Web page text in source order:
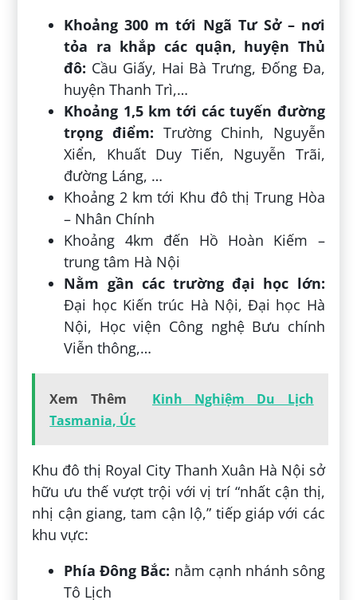
Khoảng 300 m tới Ngã Tư Sở – nơi
tỏa ra khắp các quận, huyện Thủ
đô: Cầu Giấy, Hai Bà Trưng, Đống Đa,
huyện Thanh Trì,…
Khoảng 1,5 km tới các tuyến đường
trọng điểm: Trường Chinh, Nguyễn
Xiển, Khuất Duy Tiến, Nguyễn Trãi,
đường Láng, …
Khoảng 2 km tới Khu đô thị Trung Hòa
– Nhân Chính
Khoảng 4km đến Hồ Hoàn Kiếm –
trung tâm Hà Nội
Nằm gần các trường đại học lớn:
Đại học Kiến trúc Hà Nội, Đại học Hà
Nội, Học viện Công nghệ Bưu chính
Viễn thông,…
Xem Thêm
Kinh Nghiệm Du Lịch
Tasmania, Úc
Khu đô thị Royal City Thanh Xuân Hà Nội sở
hữu ưu thế vượt trội với vị trí “nhất cận thị,
nhị cận giang, tam cận lộ,” tiếp giáp với các
khu vực:
Phía Đông Bắc: nằm cạnh nhánh sông
Tô Lịch